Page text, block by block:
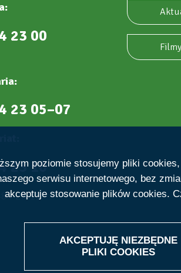
poziomie stosujemy pliki
serwisu internetowego, bez
akceptuje stosowanie plików cookies.
AKCEPTUJĘ NIEZBĘDNE
PLIKI COOKIES
WITHDRAW
CONSENT
23 00
23 05–07
23 10
23 19
Filmy